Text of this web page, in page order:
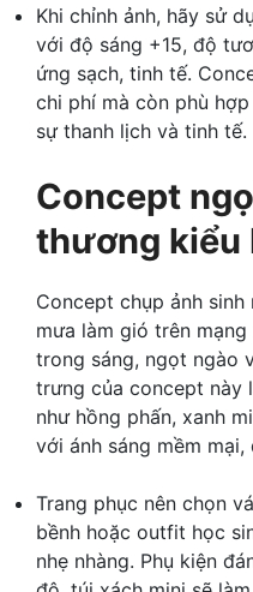
Khi chỉnh ảnh, hãy sử
với độ sáng +15, độ
ứng sạch, tinh tế.
chi phí mà còn phù
sự thanh lịch và tinh tế.
Concept
thương kiểu
Concept chụp ảnh sinh
mưa làm gió trên
trong sáng, ngọt ngào
trưng của concept này
như hồng phấn, xanh
với ánh sáng mềm mại,
Trang phục nên chọn
bềnh hoặc outfit học
nhẹ nhàng. Phụ kiện